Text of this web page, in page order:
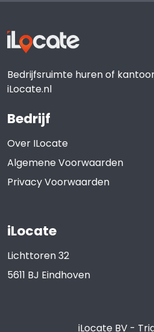
Bedrijfsruimte huren of
iLocate.nl
Bedrijf
Over ILocate
Algemene Voorwaarden
Privacy Voorwaarden
iLocate
Lichttoren 32
5611 BJ Eindhoven
iLocate BV-